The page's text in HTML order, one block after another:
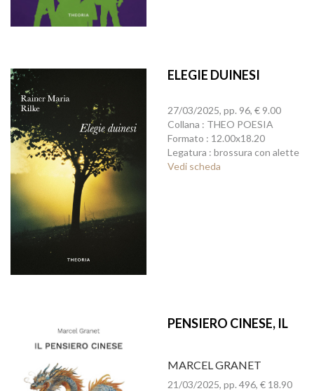
ELEGIE DUINESI
27/03/2025, pp. 96, € 9.00
Collana : THEO POESIA
Formato : 12.00x18.20
Legatura : brossura con alette
Vedi scheda
PENSIERO CINESE, IL
MARCEL GRANET
21/03/2025, pp. 496, € 18.90